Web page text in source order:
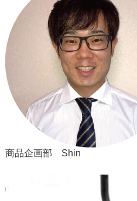
商品企画部 Shin